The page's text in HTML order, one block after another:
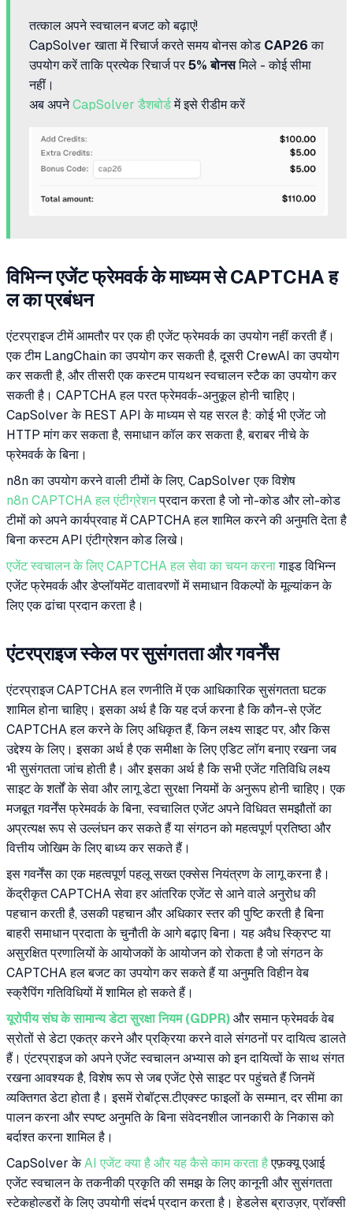
तत्काल अपने स्वचालन बजट को बढ़ाएं!
CapSolver खाता में रिचार्ज करते समय बोनस कोड CAP26 का
उपयोग करें ताकि प्रत्येक रिचार्ज पर 5% बोनसमिले - कोई सीमा
नहीं।
अब अपनेCapSolver डैशबोर्डमें इसे रीडीम करें
विभिन्न एजेंट फ्रेमवर्क के माध्यम से CAPTCHA ह
ल का प्रबंधन
एंटरप्राइज टीमें आमतौर पर एक ही एजेंट फ्रेमवर्क का उपयोग नहीं करती हैं।
एक टीम LangChain का उपयोग कर सकती है, दूसरी CrewAI का उपयोग
कर सकती है, और तीसरी एक कस्टम पायथन स्वचालन स्टैक का उपयोग कर
सकती है। CAPTCHA हल परत फ्रेमवर्क-अनुकूल होनी चाहिए।
CapSolver के REST API के माध्यम से यह सरल है: कोई भी एजेंट जो
HTTP मांग कर सकता है, समाधान कॉल कर सकता है, बराबर नीचे के
फ्रेमवर्क के बिना।
n8n का उपयोग करने वाली टीमों के लिए, CapSolver एक विशेष
n8n CAPTCHA हल एंटीग्रेशनप्रदान करता है जो नो-कोड और लो-कोड
टीमों को अपने कार्यप्रवाह में CAPTCHA हल शामिल करने की अनुमति देता है
बिना कस्टम API एंटीग्रेशन कोड लिखे।
एजेंट स्वचालन के लिए CAPTCHA हल सेवा का चयन करनागाइड विभिन्न
एजेंट फ्रेमवर्क और डेप्लॉयमेंट वातावरणों में समाधान विकल्पों के मूल्यांकन के
लिए एक ढांचा प्रदान करता है।
एंटरप्राइज स्केल पर सुसंगतता और गवर्नेंस
एंटरप्राइज CAPTCHA हल रणनीति में एक आधिकारिक सुसंगतता घटक
शामिल होना चाहिए। इसका अर्थ है कि यह दर्ज करना है कि कौन-से एजेंट
CAPTCHA हल करने के लिए अधिकृत हैं, किन लक्ष्य साइट पर, और किस
उद्देश्य के लिए। इसका अर्थ है एक समीक्षा के लिए एडिट लॉग बनाए रखना जब
भी सुसंगतता जांच होती है। और इसका अर्थ है कि सभी एजेंट गतिविधि लक्ष्य
साइट के शर्तों के सेवा और लागू डेटा सुरक्षा नियमों के अनुरूप होनी चाहिए। एक
मजबूत गवर्नेंस फ्रेमवर्क के बिना, स्वचालित एजेंट अपने विधिवत समझौतों का
अप्रत्यक्ष रूप से उल्लंघन कर सकते हैं या संगठन को महत्वपूर्ण प्रतिष्ठा और
वित्तीय जोखिम के लिए बाध्य कर सकते हैं।
इस गवर्नेंस का एक महत्वपूर्ण पहलू सख्त एक्सेस नियंत्रण के लागू करना है।
केंद्रीकृत CAPTCHA सेवा हर आंतरिक एजेंट से आने वाले अनुरोध की
पहचान करती है, उसकी पहचान और अधिकार स्तर की पुष्टि करती है बिना
बाहरी समाधान प्रदाता के चुनौती के आगे बढ़ाए बिना। यह अवैध स्क्रिप्ट या
असुरक्षित प्रणालियों के आयोजकों के आयोजन को रोकता है जो संगठन के
CAPTCHA हल बजट का उपयोग कर सकते हैं या अनुमति विहीन वेब
स्क्रैपिंग गतिविधियों में शामिल हो सकते हैं।
यूरोपीय संघ के सामान्य डेटा सुरक्षा नियम (GDPR) और समान फ्रेमवर्क वेब
स्रोतों से डेटा एकत्र करने और प्रक्रिया करने वाले संगठनों पर दायित्व डालते
हैं। एंटरप्राइज को अपने एजेंट स्वचालन अभ्यास को इन दायित्वों के साथ संगत
रखना आवश्यक है, विशेष रूप से जब एजेंट ऐसे साइट पर पहुंचते हैं जिनमें
व्यक्तिगत डेटा होता है। इसमें रोबॉट्स.टीएक्स्ट फाइलों के सम्मान, दर सीमा का
पालन करना और स्पष्ट अनुमति के बिना संवेदनशील जानकारी के निकास को
बर्दाश्त करना शामिल है।
CapSolver केAI एजेंट क्या है और यह कैसे काम करता हैएफ़क्यू एआई
एजेंट स्वचालन के तकनीकी प्रकृति की समझ के लिए कानूनी और सुसंगतता
स्टेकहोल्डरों के लिए उपयोगी संदर्भ प्रदान करता है। हेडलेस ब्राउज़र, प्रॉक्सी